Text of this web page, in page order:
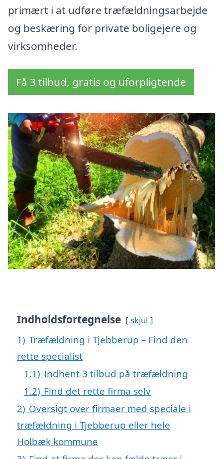
primært i at udføre træfældningsarbejde
og beskæring for private boligejere og
virksomheder.
Få 3 tilbud, gratis og uforpligtende
Indholdsfortegnelse skjul
1) Træfældning i Tjebberup – Find den
rette specialist
1.1) Indhent 3 tilbud på træfældning
1.2) Find det rette firma selv
2) Oversigt over firmaer med speciale i
træfældning i Tjebberup eller hele
Holbæk kommune